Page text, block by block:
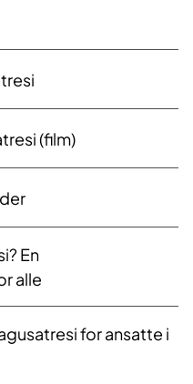
(film)
En
alle
for ansatte i